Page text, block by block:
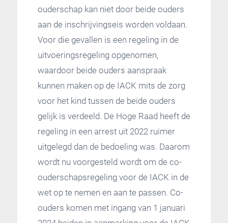
ouderschap kan niet door beide ouders
aan de inschrijvingseis worden voldaan.
Voor die gevallen is een regeling in de
uitvoeringsregeling opgenomen,
waardoor beide ouders aanspraak
kunnen maken op de IACK mits de zorg
voor het kind tussen de beide ouders
gelijk is verdeeld. De Hoge Raad heeft de
regeling in een arrest uit 2022 ruimer
uitgelegd dan de bedoeling was. Daarom
wordt nu voorgesteld wordt om de co-
ouderschapsregeling voor de IACK in de
wet op te nemen en aan te passen. Co-
ouders komen met ingang van 1 januari